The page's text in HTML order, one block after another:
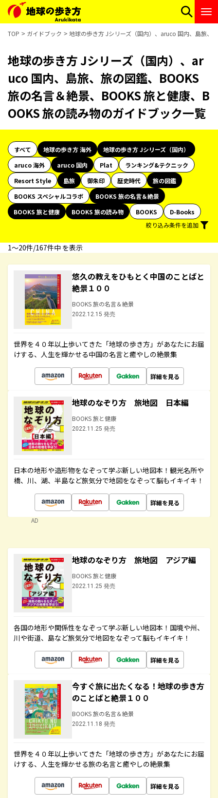
TOP ガイドブック 地球の歩き方 Jシリーズ（国内）、aruco 国内、島旅、
地球の歩き方 Jシリーズ（国内）、ar
uco 国内、島旅、旅の図鑑、BOOKS
旅の名言＆絶景、BOOKS 旅と健康、B
OOKS 旅の読み物のガイドブック一覧
すべて 地球の歩き方 海外
地球の歩き方 Jシリーズ（国内）
aruco 海外
aruco 国内 Plat
ランキング&テクニック
Resort Style
島旅 御朱印 歴史時代
旅の図鑑
BOOKS スペシャルコラボ
BOOKS 旅の名言＆絶景
BOOKS 旅と健康
BOOKS 旅の読み物 BOOKS
D-Books
絞り込み条件を追加
1〜20件/167件中 を表示
悠久の教えをひもとく中国のことばと
絶景１００
BOOKS 旅の名言＆絶景
2022.12.15 発売
世界を４０年以上歩いてきた「地球の歩き方」があなたにお届
けする、人生を輝かせる中国の名言と癒やしの絶景集
詳細を見る
地球のなぞり方 旅地図 日本編
BOOKS 旅と健康
2022.11.25 発売
日本の地形や造形物をなぞって学ぶ新しい地図本！観光名所や
橋、川、湖、半島など旅気分で地図をなぞって脳もイキイキ！
詳細を見る
AD
地球のなぞり方 旅地図 アジア編
BOOKS 旅と健康
2022.11.25 発売
各国の地形や関係性をなぞって学ぶ新しい地図本！国境や州、
川や街道、島など旅気分で地図をなぞって脳もイキイキ！
詳細を見る
今すぐ旅に出たくなる！地球の歩き方
のことばと絶景１００
BOOKS 旅の名言＆絶景
2022.11.18 発売
世界を４０年以上歩いてきた「地球の歩き方」があなたにお届
けする、人生を輝かせる旅の名言と癒やしの絶景集
詳細を見る